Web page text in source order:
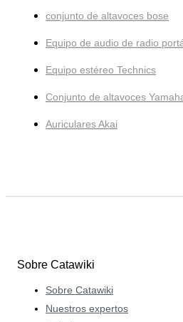
conjunto de altavoces bose
Equipo de audio de radio
Equipo estéreo Technics
Conjunto de altavoces
Auriculares Akai
Sobre Catawiki
Sobre Catawiki
Nuestros expertos